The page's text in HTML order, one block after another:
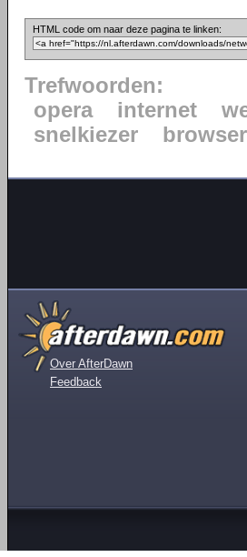
HTML code om naar deze pagina te linken:
Trefwoorden:
opera
internet
snelkiezer
browser
Over AfterDawn
Feedback